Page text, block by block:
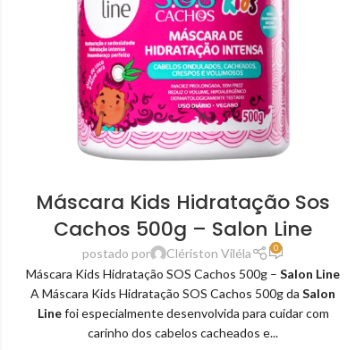
Máscara Kids Hidratação Sos
Cachos 500g – Salon Line
postado por Clériston Viléla 0
Máscara Kids Hidratação SOS Cachos 500g –Salon Line
A Máscara Kids Hidratação SOS Cachos 500g daSalon
Linefoi especialmente desenvolvida para cuidar com
carinho dos cabelos cacheados e...